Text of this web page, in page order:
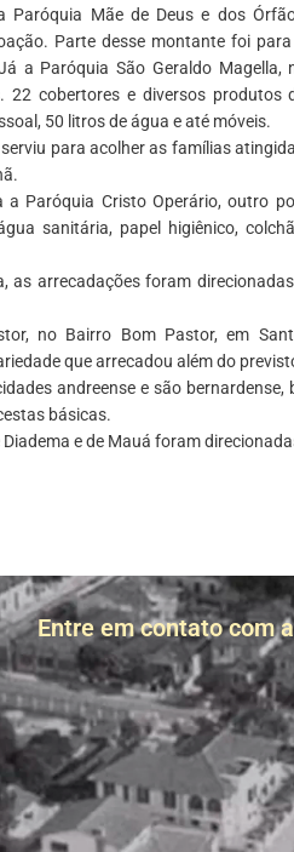
Paróquia Mãe de Deus e dos
Parte desse montante foi
a Paróquia São Geraldo Magella,
22 cobertores e diversos
50 litros de água e até móveis.
para acolher as famílias
a Paróquia Cristo Operário, outro
sanitária, papel higiênico,
as arrecadações foram
no Bairro Bom Pastor, em
que arrecadou além do
andreense e são
básicas.
e de Mauá foram
Entre em contato com